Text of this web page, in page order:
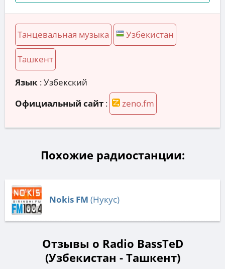
Танцевальная музыка Узбекистан
Ташкент
Язык : Узбекский
Официальный сайт : zeno.fm
Похожие радиостанции:
Nokis FM (Нукус)
Отзывы о Radio BassTeD
(Узбекистан - Ташкент)